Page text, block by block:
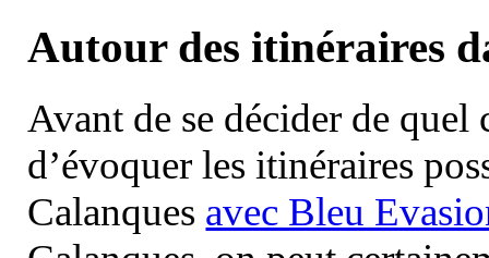
Autour des itinéraires
Avant de se décider de
d’évoquer les itinéraires
Calanques avec Bleu